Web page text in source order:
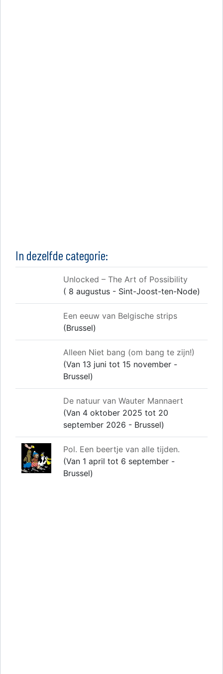
In dezelfde categorie:
Unlocked – The Art of Possibility
( 8 augustus - Sint-Joost-ten-Node)
Een eeuw van Belgische strips
(Brussel)
Alleen Niet bang (om bang te zijn!)
(Van 13 juni tot 15 november -
Brussel)
De natuur van Wauter Mannaert
(Van 4 oktober 2025 tot 20
september 2026 - Brussel)
Pol. Een beertje van alle tijden.
(Van 1 april tot 6 september -
Brussel)